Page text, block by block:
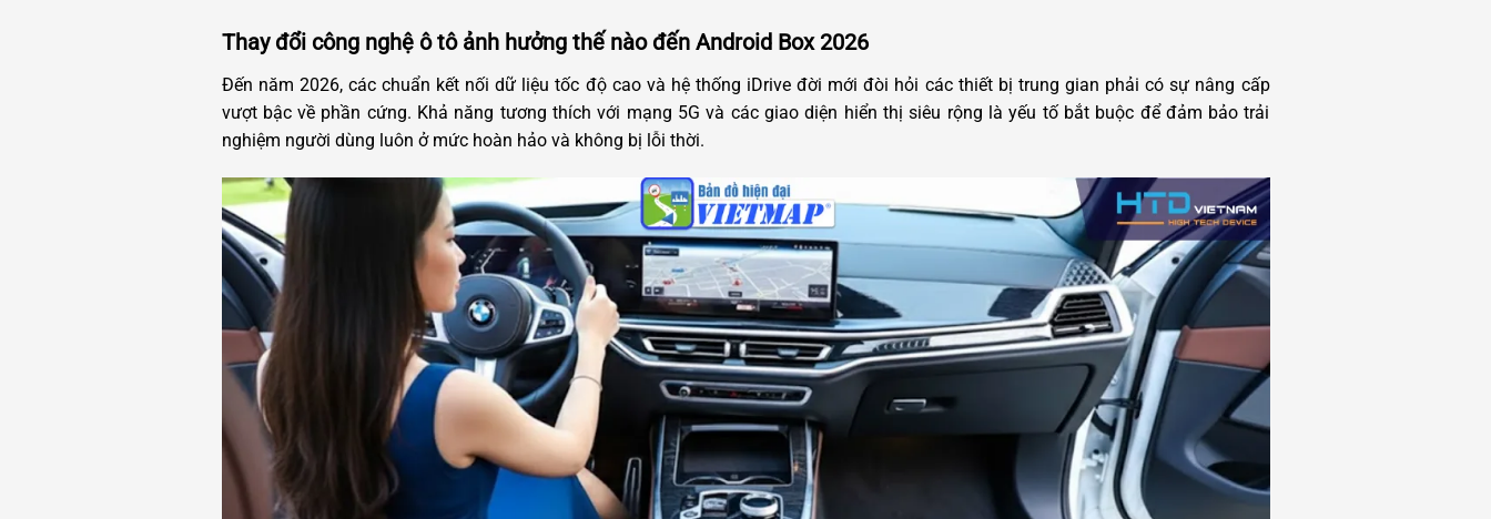
Thay đổi công nghệ ô tô ảnh hưởng thế nào đến Android Box 2026
Đến năm 2026, các chuẩn kết nối dữ liệu tốc độ cao và hệ thống iDrive đời mới đòi hỏi các thiết bị trung gian phải có sự nâng cấp
vượt bậc về phần cứng. Khả năng tương thích với mạng 5G và các giao diện hiển thị siêu rộng là yếu tố bắt buộc để đảm bảo trải
nghiệm người dùng luôn ở mức hoàn hảo và không bị lỗi thời.